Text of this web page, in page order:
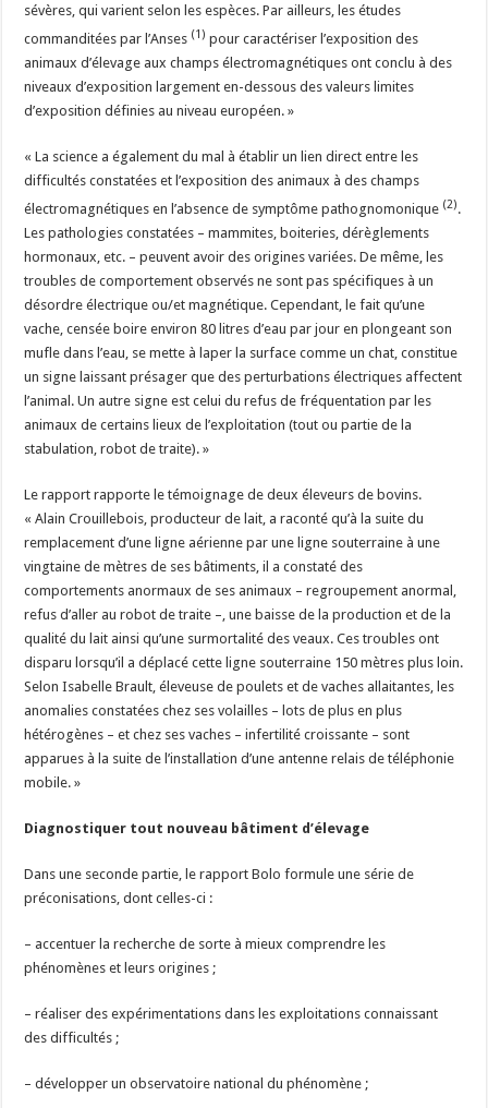
sévères, qui varient selon les espèces. Par ailleurs, les études
commanditées par l’Anses (1) pour caractériser l’exposition des
animaux d’élevage aux champs électromagnétiques ont conclu à des
niveaux d’exposition largement en-dessous des valeurs limites
d’exposition définies au niveau européen. »
« La science a également du mal à établir un lien direct entre les
difficultés constatées et l’exposition des animaux à des champs
électromagnétiques en l’absence de symptôme pathognomonique (2).
Les pathologies constatées – mammites, boiteries, dérèglements
hormonaux, etc. – peuvent avoir des origines variées. De même, les
troubles de comportement observés ne sont pas spécifiques à un
désordre électrique ou/et magnétique. Cependant, le fait qu’une
vache, censée boire environ 80 litres d’eau par jour en plongeant son
mufle dans l’eau, se mette à laper la surface comme un chat, constitue
un signe laissant présager que des perturbations électriques affectent
l’animal. Un autre signe est celui du refus de fréquentation par les
animaux de certains lieux de l’exploitation (tout ou partie de la
stabulation, robot de traite). »
Le rapport rapporte le témoignage de deux éleveurs de bovins.
« Alain Crouillebois, producteur de lait, a raconté qu’à la suite du
remplacement d’une ligne aérienne par une ligne souterraine à une
vingtaine de mètres de ses bâtiments, il a constaté des
comportements anormaux de ses animaux – regroupement anormal,
refus d’aller au robot de traite –, une baisse de la production et de la
qualité du lait ainsi qu’une surmortalité des veaux. Ces troubles ont
disparu lorsqu’il a déplacé cette ligne souterraine 150 mètres plus loin.
Selon Isabelle Brault, éleveuse de poulets et de vaches allaitantes, les
anomalies constatées chez ses volailles – lots de plus en plus
hétérogènes – et chez ses vaches – infertilité croissante – sont
apparues à la suite de l’installation d’une antenne relais de téléphonie
mobile. »
Diagnostiquer tout nouveau bâtiment d’élevage
Dans une seconde partie, le rapport Bolo formule une série de
préconisations, dont celles-ci :
– accentuer la recherche de sorte à mieux comprendre les
phénomènes et leurs origines ;
– réaliser des expérimentations dans les exploitations connaissant
des difficultés ;
– développer un observatoire national du phénomène ;